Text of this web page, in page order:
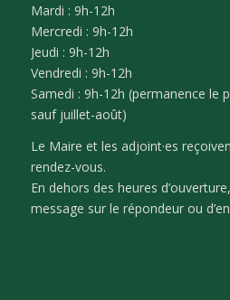
Mardi : 9h-12h
Mercredi : 9h-12h
Jeudi : 9h-12h
Vendredi : 9h-12h
Samedi : 9h-12h (permanence le
sauf juillet-août)
Le Maire et les adjoint·es
rendez-vous.
En dehors des heures
message sur le répondeur ou